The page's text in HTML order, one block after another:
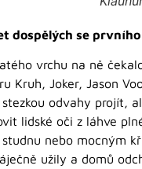
dospělých se
vrchu na ně
Kruh, Joker, Jason
odvahy projít,
lidské oči z láhve
nebo mocným
užily a domů